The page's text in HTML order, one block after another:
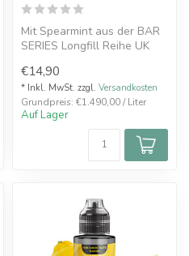
Mit Spearmint aus der BAR
SERIES Longfill Reihe UK
erfr...
€14,90
* Inkl. MwSt. zzgl. Versandkosten
Grundpreis: €1.490,00 / Liter
Auf Lager